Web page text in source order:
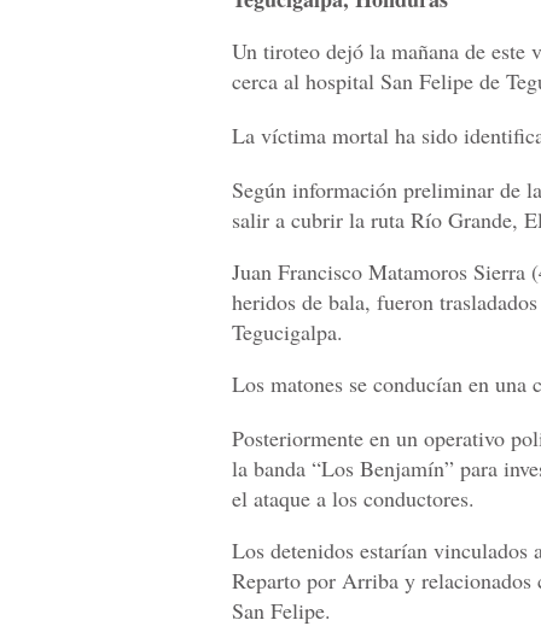
Un tiroteo dejó la mañana de este
cerca al hospital San Felipe de
La víctima mortal ha sido
Según información preliminar de
salir a cubrir la ruta Río Grande,
Juan Francisco Matamoros Sierra
heridos de bala, fueron
Tegucigalpa.
Los matones se conducían en
Posteriormente en un operativo
la banda “Los Benjamín” para
el ataque a los conductores.
Los detenidos estarían vinculados
Reparto por Arriba y relacionados
San Felipe.